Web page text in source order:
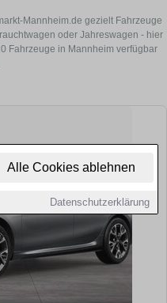
Alle Cookies ablehnen
Datenschutzerklärung
Mannheim.de gezielt Fahrzeuge
oder Jahreswagen - hier
Fahrzeuge in Mannheim verfügbar